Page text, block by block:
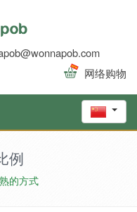
网络购物
例
的方式